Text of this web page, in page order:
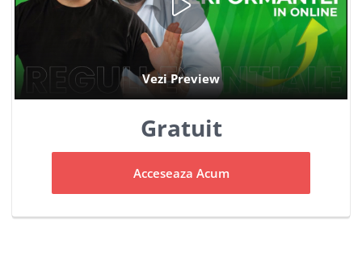
Gratuit
Acceseaza Acum